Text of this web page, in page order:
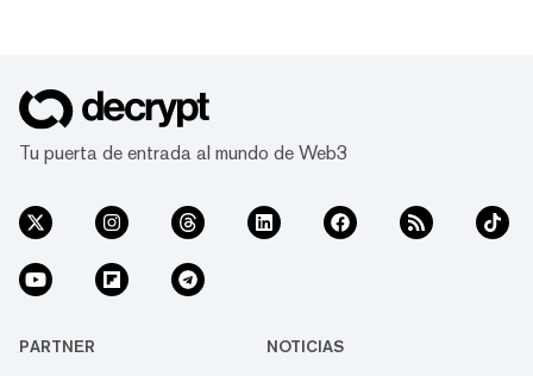
Tu puerta de entrada al mundo de Web3
PARTNER NOTICIAS